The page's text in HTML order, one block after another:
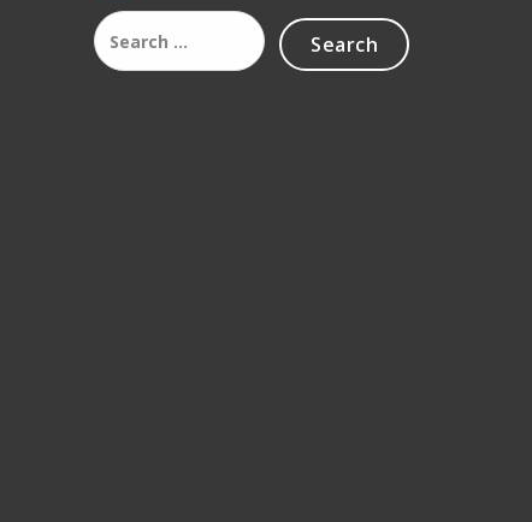
Search
for: